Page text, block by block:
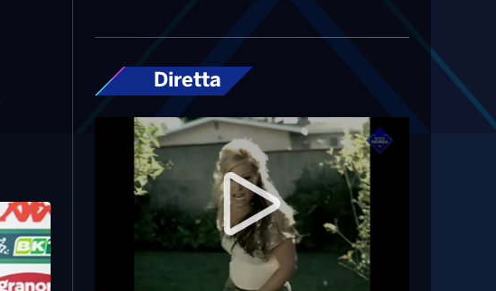
Diretta